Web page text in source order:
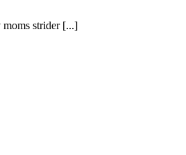
moms strider [...]